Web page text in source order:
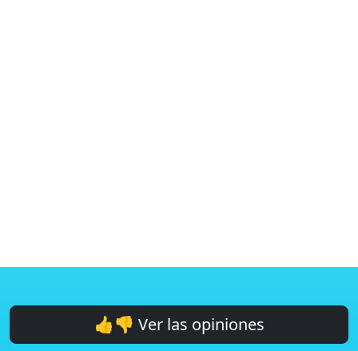
👍👎 Ver las opiniones